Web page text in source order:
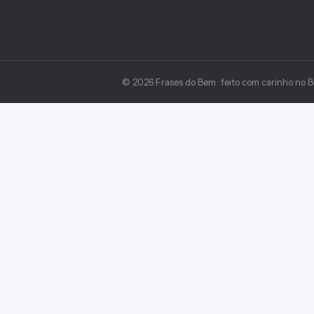
© 2026 Frases do Bem · feito com carinho no